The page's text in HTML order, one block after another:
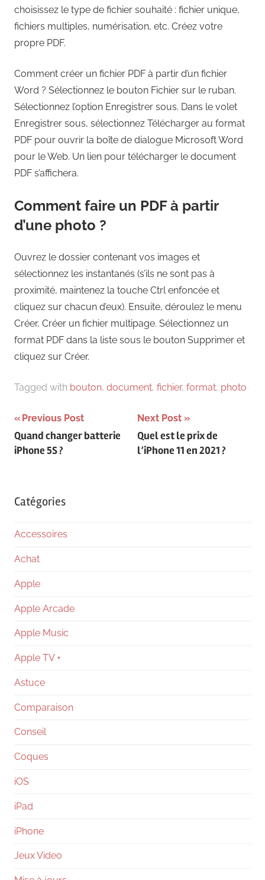
choisissez le type de fichier souhaité : fichier unique,
fichiers multiples, numérisation, etc. Créez votre
propre PDF.
Comment créer un fichier PDF à partir d’un fichier
Word ? Sélectionnez le bouton Fichier sur le ruban.
Sélectionnez l’option Enregistrer sous. Dans le volet
Enregistrer sous, sélectionnez Télécharger au format
PDF pour ouvrir la boîte de dialogue Microsoft Word
pour le Web. Un lien pour télécharger le document
PDF s’affichera.
Comment faire un PDF à partir
d’une photo ?
Ouvrez le dossier contenant vos images et
sélectionnez les instantanés (s’ils ne sont pas à
proximité, maintenez la touche Ctrl enfoncée et
cliquez sur chacun d’eux). Ensuite, déroulez le menu
Créer, Créer un fichier multipage. Sélectionnez un
format PDF dans la liste sous le bouton Supprimer et
cliquez sur Créer.
Tagged with bouton, document, fichier, format, photo
Navigation
de
Previous Post
Quand changer batterie
iPhone 5S ?
Next Post
Quel est le prix de
l’iPhone 11 en 2021 ?
Catégories
Accessoires
Achat
Apple
Apple Arcade
Apple Music
Apple TV +
Astuce
Comparaison
Conseil
Coques
iOS
iPad
iPhone
Jeux Video